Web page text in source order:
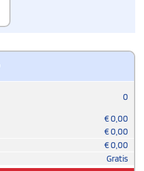
0
€0,00
€0,00
€0,00
Gratis